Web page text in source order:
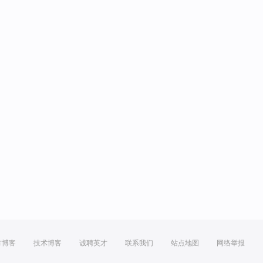
博客 技术博客 诚聘英才 联系我们 站点地图 网络举报